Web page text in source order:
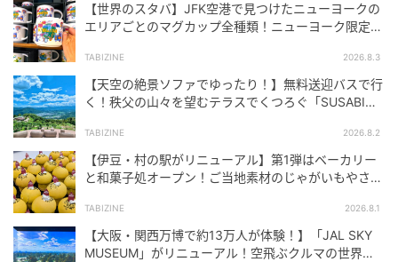
【世界のスタバ】JFK空港で見つけたニューヨークの
エリアごとのマグカップ全種類！ニューヨーク限定マ
TABIZINE 2026.8.3
【天空の絶景ソファでゆったり！】無料送迎バスで行
く！秩父の山々を望むテラスでくつろぐ「SUSABINO
TABIZINE 2026.8.2
【伊豆・村の駅がリニューアル】第1弾はベーカリー
と和菓子処オープン！ご当地素材のじゃがいもやさつ
TABIZINE 2026.8.1
【大阪・関西万博で約13万人が体験！】「JAL SKY
MUSEUM」がリニューアル！空飛ぶクルマの世界を